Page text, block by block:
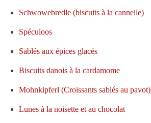
Schwowebredle (biscuits à la cannelle)
Spéculoos
Sablés aux épices glacés
Biscuits danois à la cardamome
Mohnkipferl (Croissants sablés au pavot)
Lunes à la noisette et au chocolat